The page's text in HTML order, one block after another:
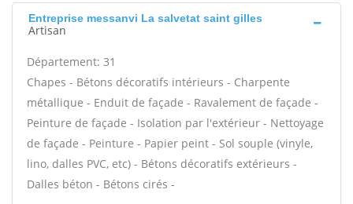
Entreprise messanvi La salvetat saint gilles
Artisan
Département: 31
Chapes - Bétons décoratifs intérieurs - Charpente
métallique - Enduit de façade - Ravalement de façade -
Peinture de façade - Isolation par l'extérieur - Nettoyage
de façade - Peinture - Papier peint - Sol souple (vinyle,
lino, dalles PVC, etc) - Bétons décoratifs extérieurs -
Dalles béton - Bétons cirés -